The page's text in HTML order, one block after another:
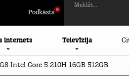
Podkāsts
Meklēt...
internets Televīzija
Intel Core 5 210H 16GB 512GB